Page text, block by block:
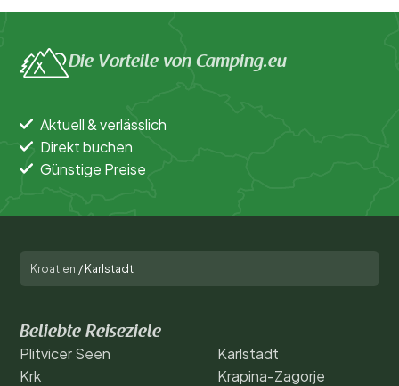
Die Vorteile von Camping.eu
Aktuell & verlässlich
Direkt buchen
Günstige Preise
Kroatien / Karlstadt
Beliebte Reiseziele
Plitvicer Seen
Krk
Karlstadt
Krapina-Zagorje